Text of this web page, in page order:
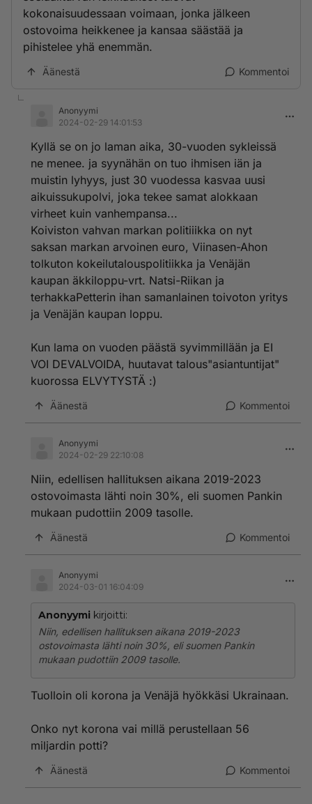
kokonaisuudessaan voimaan, jonka jälkeen
ostovoima heikkenee ja kansaa säästää ja
pihistelee yhä enemmän.
Äänestä Kommentoi
Anonyymi
2024-02-29 14:01:53
Kyllä se on jo laman aika, 30-vuoden sykleissä
ne menee. ja syynähän on tuo ihmisen iän ja
muistin lyhyys, just 30 vuodessa kasvaa uusi
aikuissukupolvi, joka tekee samat alokkaan
virheet kuin vanhempansa...
Koiviston vahvan markan politiiikka on nyt
saksan markan arvoinen euro, Viinasen-Ahon
tolkuton kokeilutalouspolitiikka ja Venäjän
kaupan äkkiloppu-vrt. Natsi-Riikan ja
terhakkaPetterin ihan samanlainen toivoton yritys
ja Venäjän kaupan loppu.
Kun lama on vuoden päästä syvimmillään ja EI
VOI DEVALVOIDA, huutavat talous"asiantuntijat"
kuorossa ELVYTYSTÄ :)
Äänestä Kommentoi
Anonyymi
2024-02-29 22:10:08
Niin, edellisen hallituksen aikana 2019-2023
ostovoimasta lähti noin 30%, eli suomen Pankin
mukaan pudottiin 2009 tasolle.
Äänestä Kommentoi
Anonyymi
2024-03-01 16:04:09
Anonyymi kirjoitti:
Niin, edellisen hallituksen aikana 2019-2023
ostovoimasta lähti noin 30%, eli suomen Pankin
mukaan pudottiin 2009 tasolle.
Tuolloin oli korona ja Venäjä hyökkäsi Ukrainaan.
Onko nyt korona vai millä perustellaan 56
miljardin potti?
Äänestä Kommentoi